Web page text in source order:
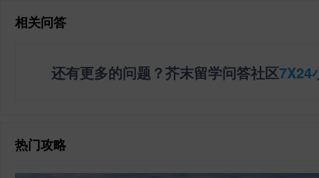
相关问答
还有更多的问题？芥末留学问答社区7X24
热门攻略